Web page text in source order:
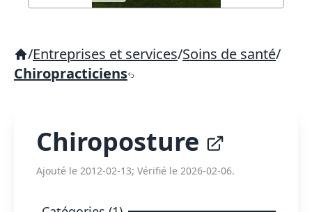
/Entreprises et services/Soins de santé/
Chiropracticiens
Chiroposture
Ajouté le 2012-02-13; Vérifié le 2026-02-06.